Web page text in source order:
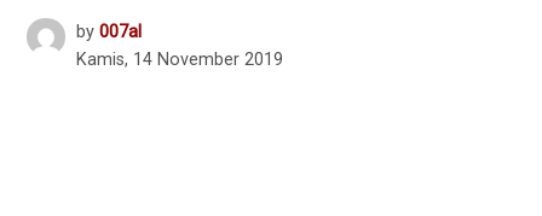
by 007al
Kamis, 14 November 2019